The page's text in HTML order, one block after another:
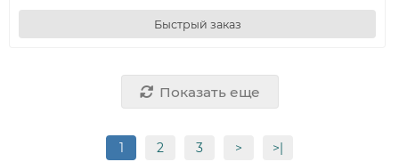
Быстрый заказ
Показать еще
1 2 3 > >|